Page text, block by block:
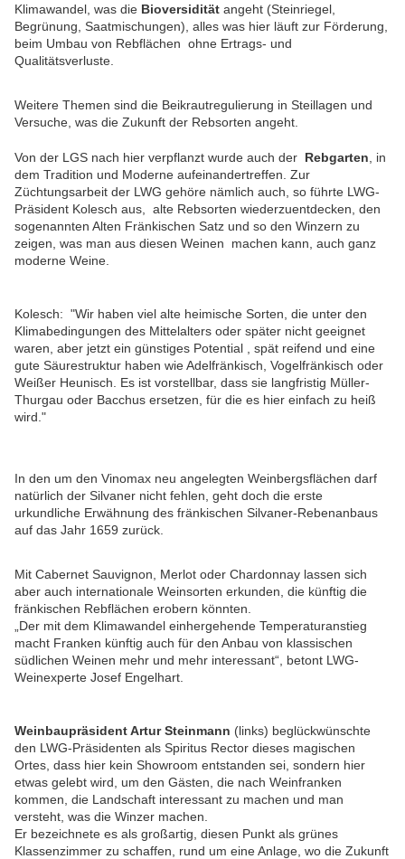
Klimawandel, was die Bioversidität angeht (Steinriegel,
Begrünung, Saatmischungen), alles was hier läuft zur Förderung,
beim Umbau von Rebflächen ohne Ertrags- und
Qualitätsverluste.
Weitere Themen sind die Beikrautregulierung in Steillagen und
Versuche, was die Zukunft der Rebsorten angeht.
Von der LGS nach hier verpflanzt wurde auch der Rebgarten , in
dem Tradition und Moderne aufeinandertreffen. Zur
Züchtungsarbeit der LWG gehöre nämlich auch, so führte LWG-
Präsident Kolesch aus, alte Rebsorten wiederzuentdecken, den
sogenannten Alten Fränkischen Satz und so den Winzern zu
zeigen, was man aus diesen Weinen machen kann, auch ganz
moderne Weine.
Kolesch: "Wir haben viel alte heimische Sorten, die unter den
Klimabedingungen des Mittelalters oder später nicht geeignet
waren, aber jetzt ein günstiges Potential , spät reifend und eine
gute Säurestruktur haben wie Adelfränkisch, Vogelfränkisch oder
Weißer Heunisch. Es ist vorstellbar, dass sie langfristig Müller-
Thurgau oder Bacchus ersetzen, für die es hier einfach zu heiß
wird."
In den um den Vinomax neu angelegten Weinbergsflächen darf
natürlich der Silvaner nicht fehlen, geht doch die erste
urkundliche Erwähnung des fränkischen Silvaner-Rebenanbaus
auf das Jahr 1659 zurück.
Mit Cabernet Sauvignon, Merlot oder Chardonnay lassen sich
aber auch internationale Weinsorten erkunden, die künftig die
fränkischen Rebflächen erobern könnten.
„Der mit dem Klimawandel einhergehende Temperaturanstieg
macht Franken künftig auch für den Anbau von klassischen
südlichen Weinen mehr und mehr interessant“, betont LWG-
Weinexperte Josef Engelhart.
Weinbaupräsident Artur Steinmann (links) beglückwünschte
den LWG-Präsidenten als Spiritus Rector dieses magischen
Ortes, dass hier kein Showroom entstanden sei, sondern hier
etwas gelebt wird, um den Gästen, die nach Weinfranken
kommen, die Landschaft interessant zu machen und man
versteht, was die Winzer machen.
Er bezeichnete es als großartig, diesen Punkt als grünes
Klassenzimmer zu schaffen, rund um eine Anlage, wo die Zukunft